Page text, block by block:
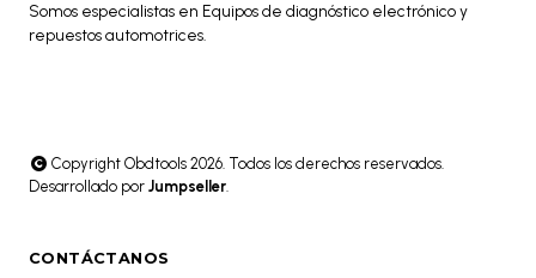
Somos especialistas en Equipos de diagnóstico electrónico y
repuestos automotrices.
Copyright Obdtools 2026. Todos los derechos reservados.
Desarrollado por Jumpseller.
CONTÁCTANOS